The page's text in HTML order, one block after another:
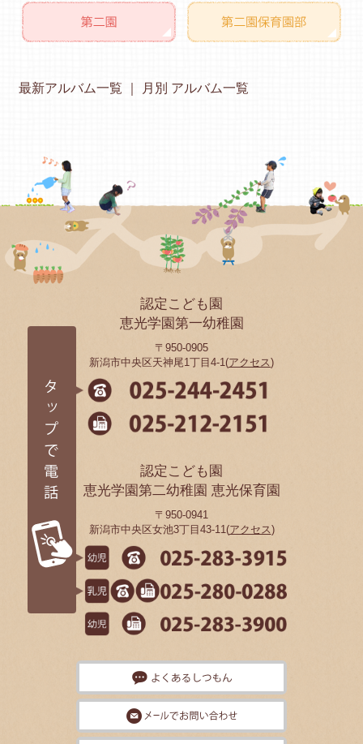
最新アルバム一覧 月別 アルバム一覧
認定こども園
恵光学園第一幼稚園
〒950-0905
新潟市中央区天神尾1丁目4-1(アクセス)
認定こども園
恵光学園第二幼稚園 恵光保育園
〒950-0941
新潟市中央区女池3丁目43-11(アクセス)